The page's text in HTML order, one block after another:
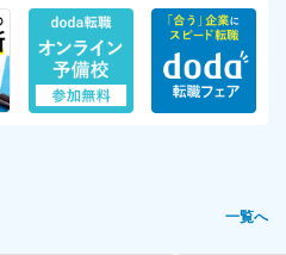
・奈良・千葉・富山の各サービ
一覧へ